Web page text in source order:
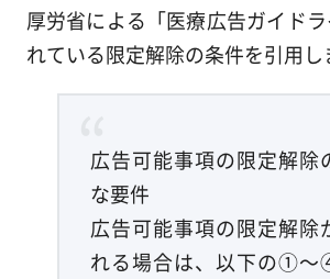
厚労省による「医療広告ガイド
れている限定解除の条件を引用し
広告可能事項の限定解除
な要件
広告可能事項の限定解除
れる場合は、以下の①～